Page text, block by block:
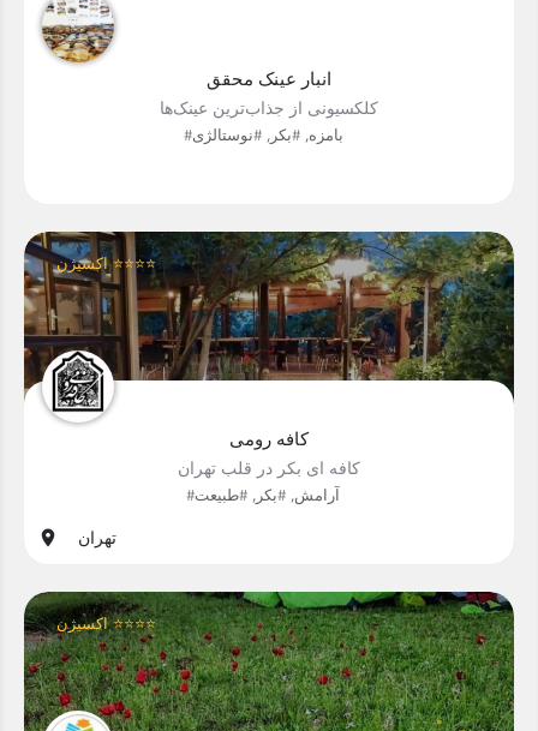
انبار عینک محقق
کلکسیونی از جذاب‌ترین عینک‌ها
#بامزه, #بکر, #نوستالژی
کافه رومی
کافه ای بکر در قلب تهران
#آرامش, #بکر, #طبیعت
اکسیژن ⭐⭐⭐⭐
تهران
اکسیژن ⭐⭐⭐⭐